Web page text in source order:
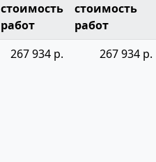
стоимость
работ
стоимость
работ
267 934 р. 267 934 р.